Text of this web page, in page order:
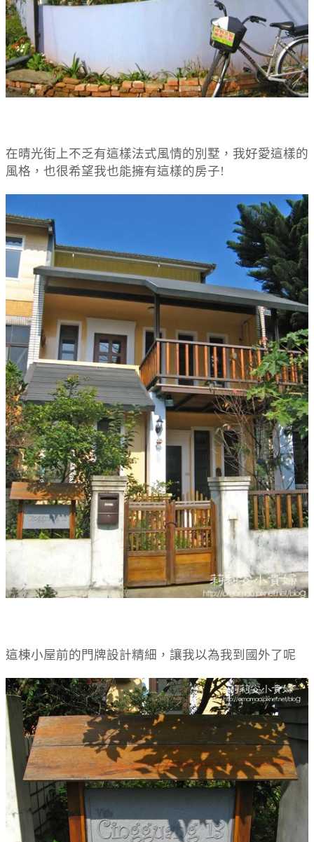
在晴光街上不乏有這樣法式風情的別墅，我好愛這樣的
風格，也很希望我也能擁有這樣的房子!
這棟小屋前的門牌設計精細，讓我以為我到國外了呢